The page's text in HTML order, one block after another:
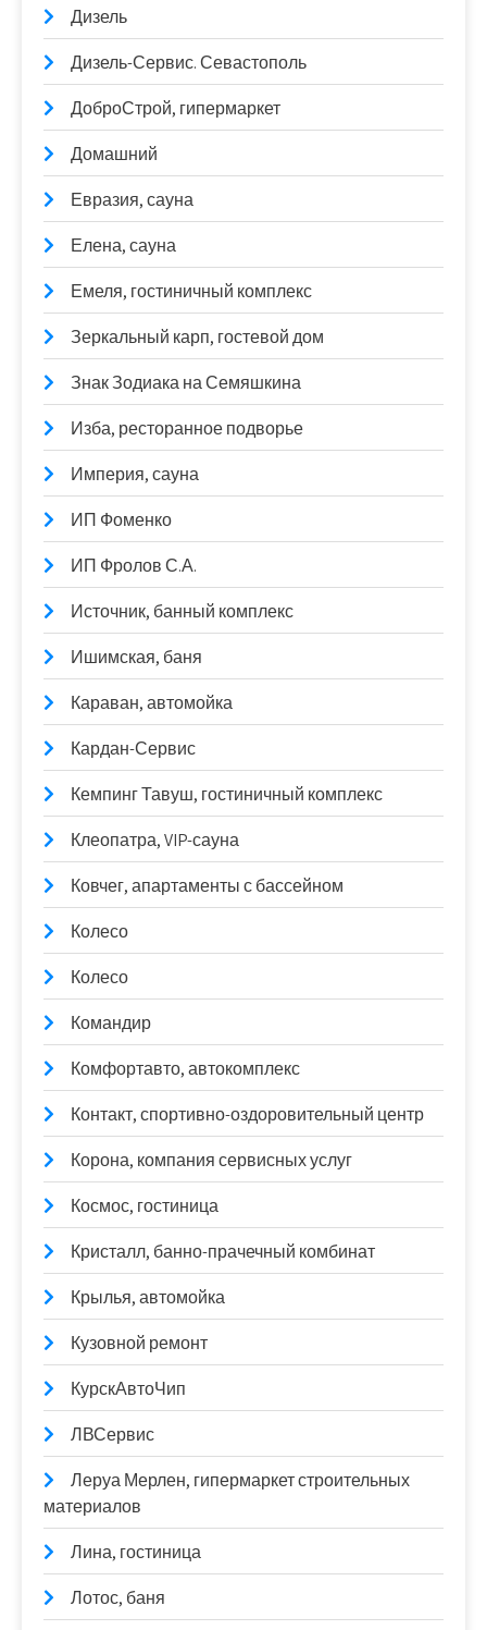
Дизель
Дизель-Сервис. Севастополь
ДоброСтрой, гипермаркет
Домашний
Евразия, сауна
Елена, сауна
Емеля, гостиничный комплекс
Зеркальный карп, гостевой дом
Знак Зодиака на Семяшкина
Изба, ресторанное подворье
Империя, сауна
ИП Фоменко
ИП Фролов С.А.
Источник, банный комплекс
Ишимская, баня
Караван, автомойка
Кардан-Сервис
Кемпинг Тавуш, гостиничный комплекс
Клеопатра, VIP-сауна
Ковчег, апартаменты с бассейном
Колесо
Колесо
Командир
Комфортавто, автокомплекс
Контакт, спортивно-оздоровительный центр
Корона, компания сервисных услуг
Космос, гостиница
Кристалл, банно-прачечный комбинат
Крылья, автомойка
Кузовной ремонт
КурскАвтоЧип
ЛВСервис
Леруа Мерлен, гипермаркет строительных
материалов
Лина, гостиница
Лотос, баня